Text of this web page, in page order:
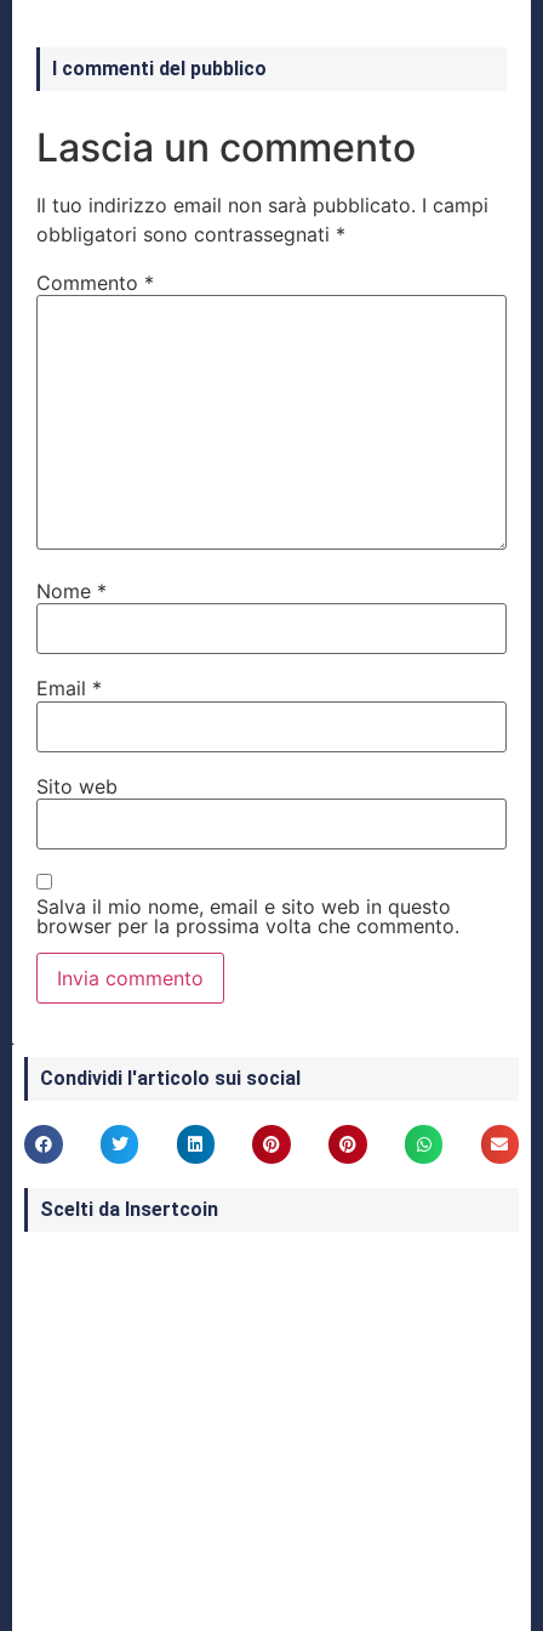
I commenti del pubblico
Lascia un commento
Il tuo indirizzo email non sarà pubblicato. I campi
obbligatori sono contrassegnati *
Commento *
Nome *
Email *
Sito web
Salva il mio nome, email e sito web in questo
browser per la prossima volta che commento.
Condividi l'articolo sui social
Scelti da Insertcoin